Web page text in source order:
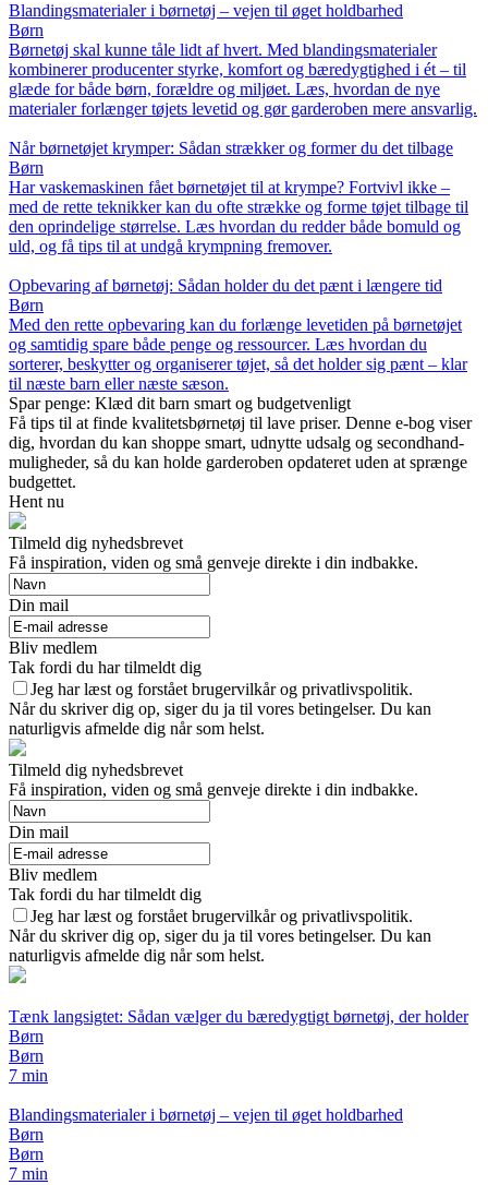
Blandingsmaterialer i børnetøj – vejen til øget holdbarhed
Børn
Børnetøj skal kunne tåle lidt af hvert. Med blandingsmaterialer
kombinerer producenter styrke, komfort og bæredygtighed i ét – til
glæde for både børn, forældre og miljøet. Læs, hvordan de nye
materialer forlænger tøjets levetid og gør garderoben mere ansvarlig.
Når børnetøjet krymper: Sådan strækker og former du det tilbage
Børn
Har vaskemaskinen fået børnetøjet til at krympe? Fortvivl ikke –
med de rette teknikker kan du ofte strække og forme tøjet tilbage til
den oprindelige størrelse. Læs hvordan du redder både bomuld og
uld, og få tips til at undgå krympning fremover.
Opbevaring af børnetøj: Sådan holder du det pænt i længere tid
Børn
Med den rette opbevaring kan du forlænge levetiden på børnetøjet
og samtidig spare både penge og ressourcer. Læs hvordan du
sorterer, beskytter og organiserer tøjet, så det holder sig pænt – klar
til næste barn eller næste sæson.
Spar penge: Klæd dit barn smart og budgetvenligt
Få tips til at finde kvalitetsbørnetøj til lave priser. Denne e-bog viser
dig, hvordan du kan shoppe smart, udnytte udsalg og secondhand-
muligheder, så du kan holde garderoben opdateret uden at sprænge
budgettet.
Hent nu
Tilmeld dig nyhedsbrevet
Få inspiration, viden og små genveje direkte i din indbakke.
Din mail
Bliv medlem
Tak fordi du har tilmeldt dig
Jeg har læst og forstået brugervilkår og privatlivspolitik.
Når du skriver dig op, siger du ja til vores betingelser. Du kan
naturligvis afmelde dig når som helst.
Tilmeld dig nyhedsbrevet
Få inspiration, viden og små genveje direkte i din indbakke.
Din mail
Bliv medlem
Tak fordi du har tilmeldt dig
Jeg har læst og forstået brugervilkår og privatlivspolitik.
Når du skriver dig op, siger du ja til vores betingelser. Du kan
naturligvis afmelde dig når som helst.
Tænk langsigtet: Sådan vælger du bæredygtigt børnetøj, der holder
Børn
Børn
7 min
Blandingsmaterialer i børnetøj – vejen til øget holdbarhed
Børn
Børn
7 min